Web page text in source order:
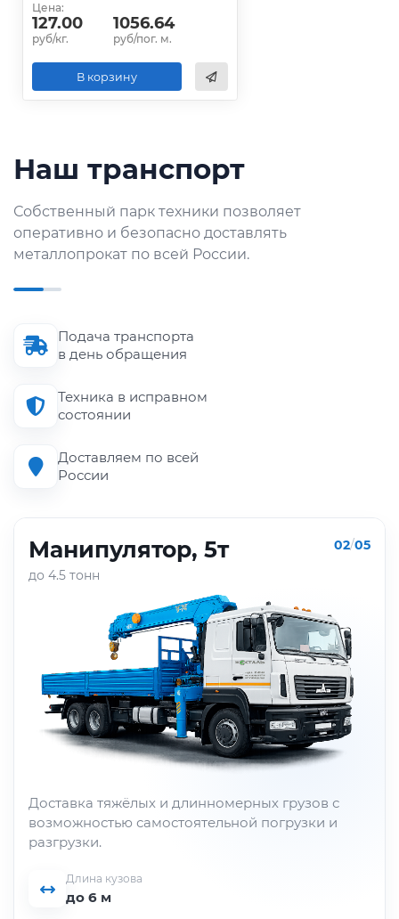
Цена:
127.00
руб/кг.
1056.64
руб/пог. м.
В корзину
Наш транспорт
Собственный парк техники позволяет
оперативно и безопасно доставлять
металлопрокат по всей России.
Подача транспорта
в день обращения
Техника в исправном
состоянии
Доставляем по всей
России
Манипулятор, 5т
до 4.5 тонн
02/05
Доставка тяжёлых и длинномерных грузов с
возможностью самостоятельной погрузки и
разгрузки.
Длина кузова
до 6 м